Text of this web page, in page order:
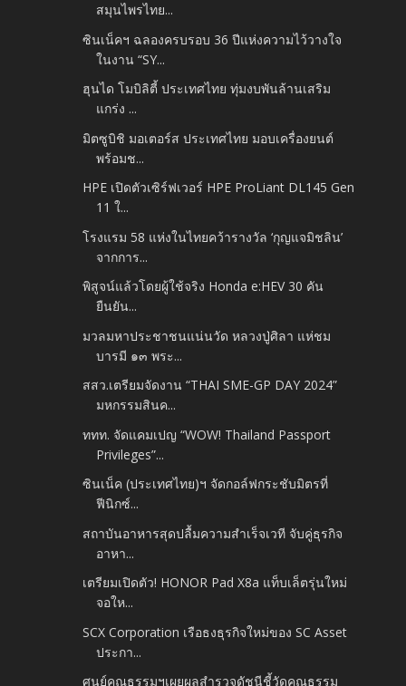
สมุนไพรไทย...
ซินเน็คฯ ฉลองครบรอบ 36 ปีแห่งความไว้วางใจ
ในงาน “SY...
ฮุนได โมบิลิตี้ ประเทศไทย ทุ่มงบพันล้านเสริม
แกร่ง ...
มิตซูบิชิ มอเตอร์ส ประเทศไทย มอบเครื่องยนต์
พร้อมช...
HPE เปิดตัวเซิร์ฟเวอร์ HPE ProLiant DL145 Gen
11 ใ...
โรงแรม 58 แห่งในไทยคว้ารางวัล ‘กุญแจมิชลิน’
จากการ...
พิสูจน์แล้วโดยผู้ใช้จริง Honda e:HEV 30 คัน
ยืนยัน...
มวลมหาประชาชนแน่นวัด หลวงปู่ศิลา แห่ชม
บารมี ๑๓ พระ...
สสว.เตรียมจัดงาน “THAI SME-GP DAY 2024”
มหกรรมสินค...
ททท. จัดแคมเปญ “WOW! Thailand Passport
Privileges”...
ซินเน็ค (ประเทศไทย)ฯ จัดกอล์ฟกระชับมิตรที่
ฟีนิกซ์...
สถาบันอาหารสุดปลื้มความสำเร็จเวที จับคู่ธุรกิจ
อาหา...
เตรียมเปิดตัว! HONOR Pad X8a แท็บเล็ตรุ่นใหม่
จอให...
SCX Corporation เรือธงธุรกิจใหม่ของ SC Asset
ประกา...
ศูนย์คุณธรรมฯเผยผลสำรวจดัชนีชี้วัดคุณธรรม